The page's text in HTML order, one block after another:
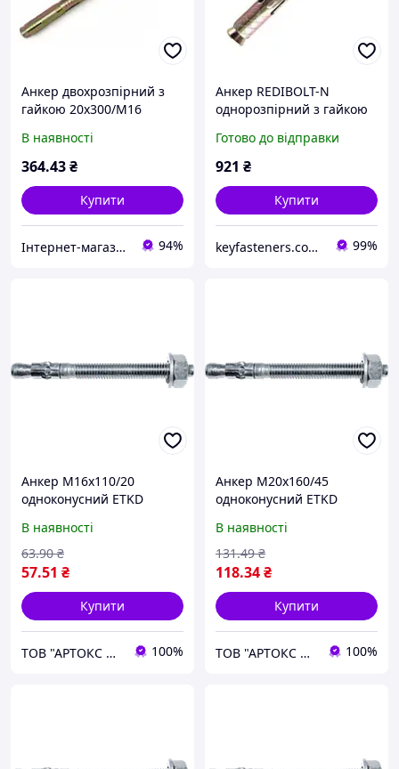
Анкер двохрозпірний з
гайкою 20х300/М16
В наявності
364.43₴
Купити
Інтернет-магазин "Шуруп" 94%
Анкер REDIBOLT-N
однорозпірний з гайкою
М12/95 цинк жовтий 20
шт./пачка
Готово до відправки
921 ₴
Купити
keyfasteners.com.ua 99%
Анкер М16х110/20
одноконусний ETKD
В наявності
57.51 ₴
63.90 ₴
Купити
ТОВ "АРТОКС ЛТД" 100%
Анкер М20х160/45
одноконусний ETKD
В наявності
118.34₴
131.49 ₴
Купити
ТОВ "АРТОКС ЛТД" 100%